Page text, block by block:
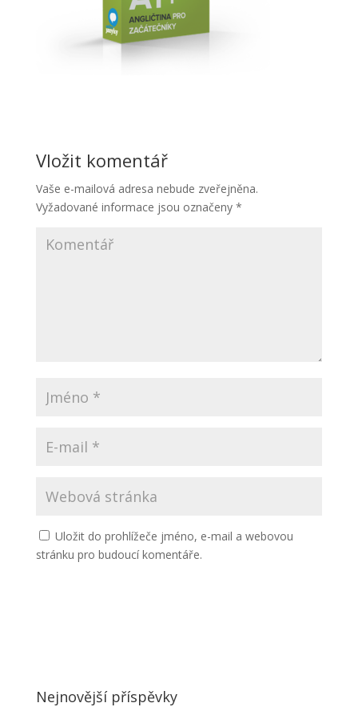
Vložit komentář
Vaše e-mailová adresa nebude zveřejněna.
Vyžadované informace jsou označeny *
Uložit do prohlížeče jméno, e-mail a webovou
stránku pro budoucí komentáře.
Nejnovější příspěvky